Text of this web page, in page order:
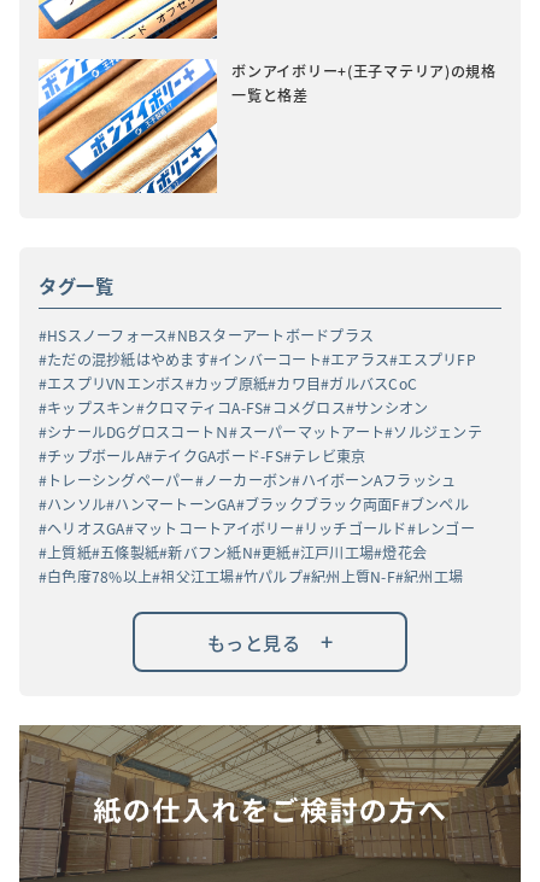
ボンアイボリー+(王子マテリア)の規格
一覧と格差
タグ一覧
HSスノーフォース NBスターアートボードプラス
ただの混抄紙はやめます インバーコート エアラス エスプリFP
エスプリVNエンボス カップ原紙 カワ目 ガルバスCoC
キップスキン クロマティコA-FS コメグロス サンシオン
シナールDGグロスコートＮ スーパーマットアート ソルジェンテ
チップボールA テイクGAボード-FS テレビ東京
トレーシングペーパー ノーカーボン ハイボーンAフラッシュ
ハンソル ハンマートーンGA ブラックブラック両面F ブンペル
ヘリオスGA マットコートアイボリー リッチゴールド レンゴー
上質紙 五條製紙 新バフン紙N 更紙 江戸川工場 燈花会
白色度78%以上 祖父江工場 竹パルプ 紀州上質N-F 紀州工場
もっと見る +